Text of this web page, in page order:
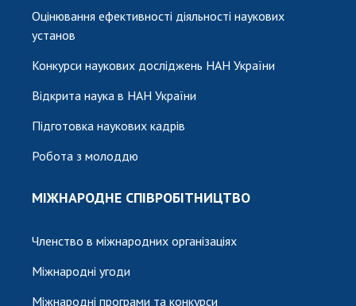
Оцінювання ефективності діяльності наукових
установ
Конкурси наукових досліджень НАН України
Відкрита наука в НАН України
Підготовка наукових кадрів
Робота з молоддю
МІЖНАРОДНЕ СПІВРОБІТНИЦТВО
Членство в міжнародних організаціях
Міжнародні угоди
Міжнародні програми та конкурси